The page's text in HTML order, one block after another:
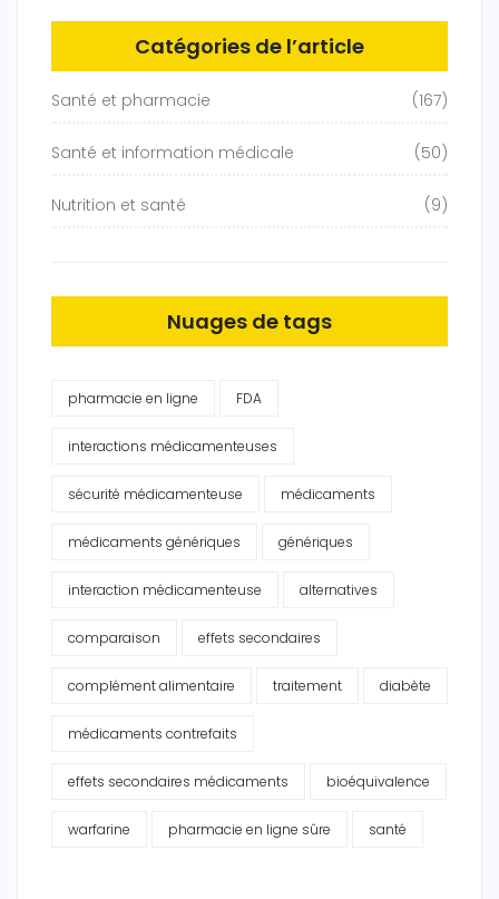
Catégories de l’article
Santé et pharmacie (167)
Santé et information médicale (50)
Nutrition et santé (9)
Nuages de tags
pharmacie en ligne FDA
interactions médicamenteuses
sécurité médicamenteuse médicaments
médicaments génériques génériques
interaction médicamenteuse alternatives
comparaison effets secondaires
complément alimentaire traitement diabète
médicaments contrefaits
effets secondaires médicaments bioéquivalence
warfarine pharmacie en ligne sûre santé